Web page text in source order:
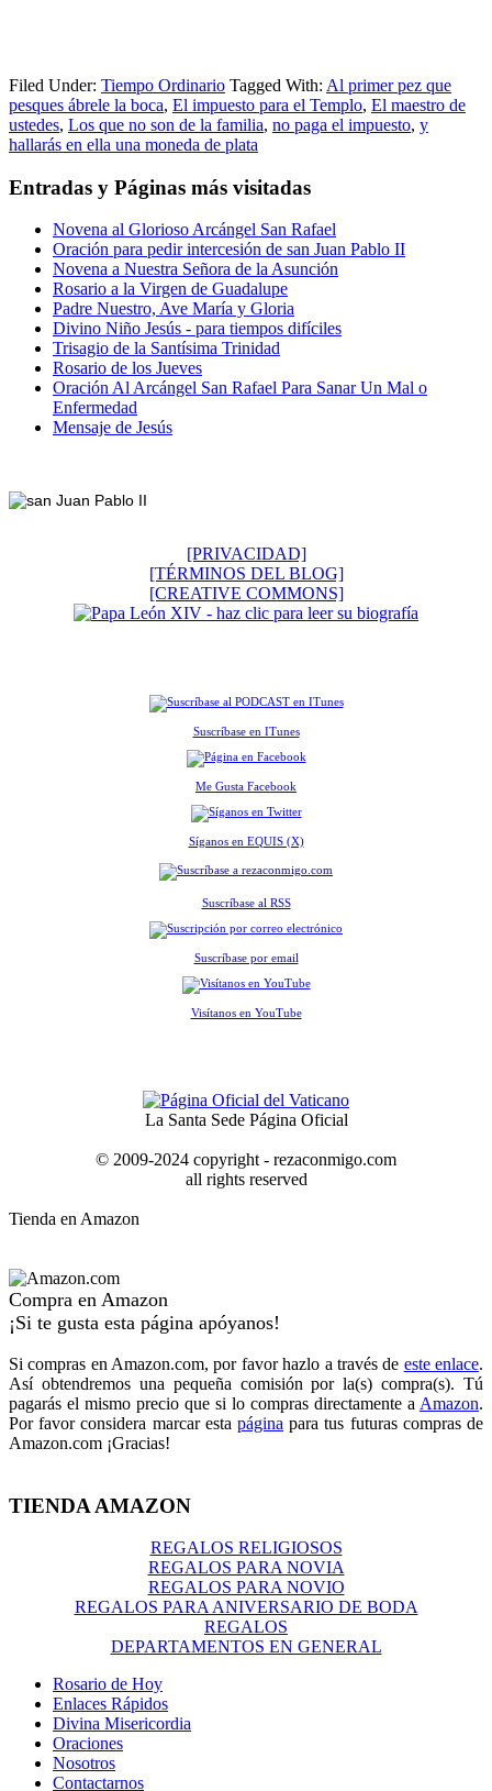
Filed Under: Tiempo Ordinario Tagged With: Al primer pez que
pesques ábrele la boca, El impuesto para el Templo, El maestro de
ustedes, Los que no son de la familia, no paga el impuesto, y
hallarás en ella una moneda de plata
Entradas y Páginas más visitadas
Novena al Glorioso Arcángel San Rafael
Oración para pedir intercesión de san Juan Pablo II
Novena a Nuestra Señora de la Asunción
Rosario a la Virgen de Guadalupe
Padre Nuestro, Ave María y Gloria
Divino Niño Jesús - para tiempos difíciles
Trisagio de la Santísima Trinidad
Rosario de los Jueves
Oración Al Arcángel San Rafael Para Sanar Un Mal o
Enfermedad
Mensaje de Jesús
[PRIVACIDAD]
[TÉRMINOS DEL BLOG]
[CREATIVE COMMONS]
Suscríbase en ITunes
Me Gusta Facebook
Síganos en EQUIS (X)
Suscríbase al RSS
Suscríbase por email
Visítanos en YouTube
La Santa Sede Página Oficial
© 2009-2024 copyright - rezaconmigo.com
all rights reserved
Tienda en Amazon
Compra en Amazon
¡Si te gusta esta página apóyanos!
Si compras en Amazon.com, por favor hazlo a través de este enlace.
Así obtendremos una pequeña comisión por la(s) compra(s). Tú
pagarás el mismo precio que si lo compras directamente a Amazon.
Por favor considera marcar esta página para tus futuras compras de
Amazon.com ¡Gracias!
TIENDA AMAZON
REGALOS RELIGIOSOS
REGALOS PARA NOVIA
REGALOS PARA NOVIO
REGALOS PARA ANIVERSARIO DE BODA
REGALOS
DEPARTAMENTOS EN GENERAL
Rosario de Hoy
Enlaces Rápidos
Divina Misericordia
Oraciones
Nosotros
Contactarnos